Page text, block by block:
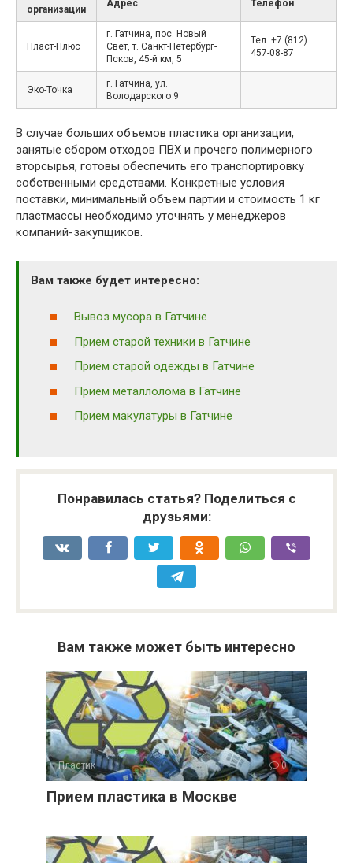
организации
Адрес Телефон
Пласт-Плюс
г. Гатчина, пос. Новый
Свет, т. Санкт-Петербург-
Псков, 45-й км, 5
Тел. +7 (812)
457-08-87
Эко-Точка
г. Гатчина, ул.
Володарского 9
В случае больших объемов пластика организации,
занятые сбором отходов ПВХ и прочего полимерного
вторсырья, готовы обеспечить его транспортировку
собственными средствами. Конкретные условия
поставки, минимальный объем партии и стоимость 1 кг
пластмассы необходимо уточнять у менеджеров
компаний-закупщиков.
Вам также будет интересно:
Вывоз мусора в Гатчине
Прием старой техники в Гатчине
Прием старой одежды в Гатчине
Прием металлолома в Гатчине
Прием макулатуры в Гатчине
Понравилась статья? Поделиться с
друзьями:
Вам также может быть интересно
Пластик 0
Прием пластика в Москве